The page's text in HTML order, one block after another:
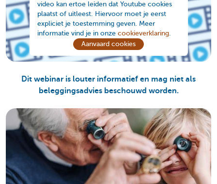
video kan ertoe leiden dat Youtube cookies
plaatst of uitleest. Hiervoor moet je eerst
expliciet je toestemming geven. Meer
informatie vind je in onze cookieverklaring.
Aanvaard cookies
Dit webinar is louter informatief en mag niet als
beleggingsadvies beschouwd worden.